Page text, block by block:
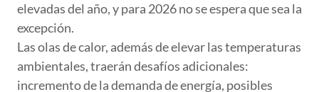
elevadas del año, y para 2026 no se espera que sea la
excepción.
Las olas de calor, además de elevar las temperaturas
ambientales, traerán desafíos adicionales:
incremento de la demanda de energía, posibles